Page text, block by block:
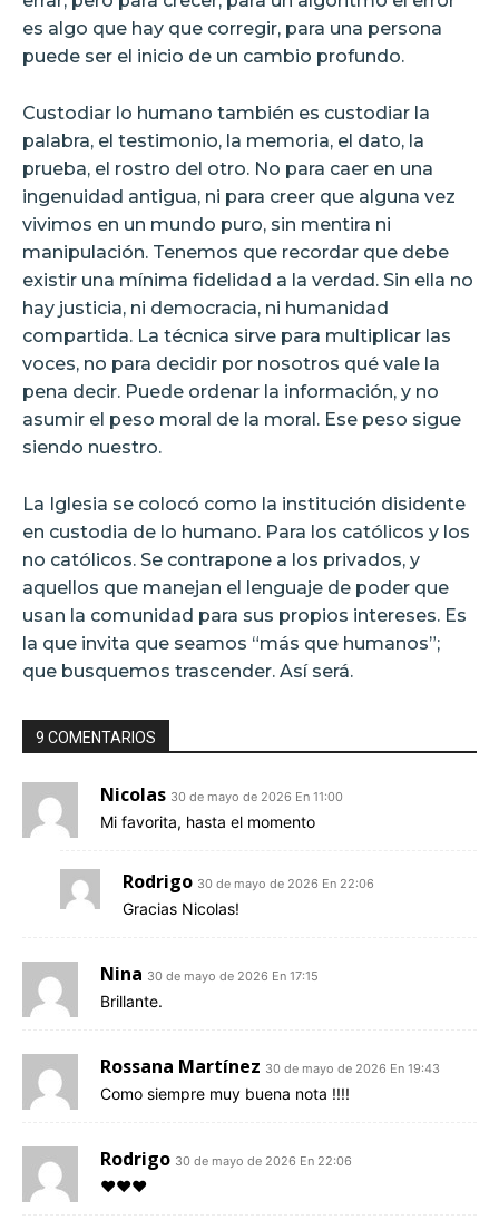
es algo que hay que corregir, para una persona
puede ser el inicio de un cambio profundo.
Custodiar lo humano también es custodiar la
palabra, el testimonio, la memoria, el dato, la
prueba, el rostro del otro. No para caer en una
ingenuidad antigua, ni para creer que alguna vez
vivimos en un mundo puro, sin mentira ni
manipulación. Tenemos que recordar que debe
existir una mínima fidelidad a la verdad. Sin ella no
hay justicia, ni democracia, ni humanidad
compartida. La técnica sirve para multiplicar las
voces, no para decidir por nosotros qué vale la
pena decir. Puede ordenar la información, y no
asumir el peso moral de la moral. Ese peso sigue
siendo nuestro.
La Iglesia se colocó como la institución disidente
en custodia de lo humano. Para los católicos y los
no católicos. Se contrapone a los privados, y
aquellos que manejan el lenguaje de poder que
usan la comunidad para sus propios intereses. Es
la que invita que seamos “más que humanos”;
que busquemos trascender. Así será.
9 COMENTARIOS
Nicolas 30 de mayo de 2026 En 11:00
Mi favorita, hasta el momento
Rodrigo 30 de mayo de 2026 En 22:06
Gracias Nicolas!
Nina 30 de mayo de 2026 En 17:15
Brillante.
Rossana Martínez 30 de mayo de 2026 En 19:43
Como siempre muy buena nota !!!!
Rodrigo 30 de mayo de 2026 En 22:06
❤️❤️❤️